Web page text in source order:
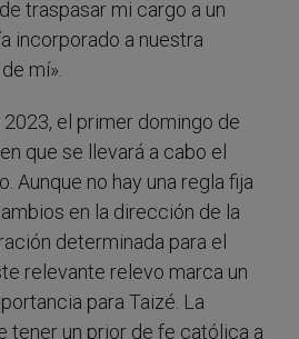
traspasar mi cargo a un
incorporado a nuestra
mí».
el primer domingo de
que se llevará a cabo el
Aunque no hay una regla fija
en la dirección de la
determinada para el
relevante relevo marca un
para Taizé. La
tener un prior de fe católica a